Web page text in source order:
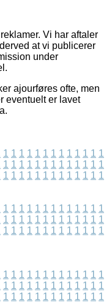
Vi har aftaler
at vi publicerer
under
ajourføres ofte, men
eventuelt er lavet
1 1 1 1 1 1 1 1 1 1 1 1 1
1 1 1 1 1 1 1 1 1 1 1 1 1
1 1 1 1 1 1 1 1 1 1 1 1 1
1 1 1 1 1 1 1 1 1 1 1 1 1
1 1 1 1 1 1 1 1 1 1 1 1 1
1 1 1 1 1 1 1 1 1 1 1 1 1
1 1 1 1 1 1 1 1 1 1 1 1 1
1 1 1 1 1 1 1 1 1 1 1 1 1
1 1 1 1 1 1 1 1 1 1 1 1 1